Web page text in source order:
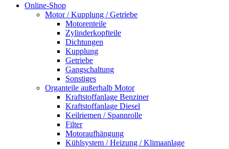
Online-Shop
Motor / Kupplung / Getriebe
Motorenteile
Zylinderkopfteile
Dichtungen
Kupplung
Getriebe
Gangschaltung
Sonstiges
Organteile außerhalb Motor
Kraftstoffanlage Benziner
Kraftstoffanlage Diesel
Keilriemen / Spannrolle
Filter
Motoraufhängung
Kühlsystem / Heizung / Klimaanlage